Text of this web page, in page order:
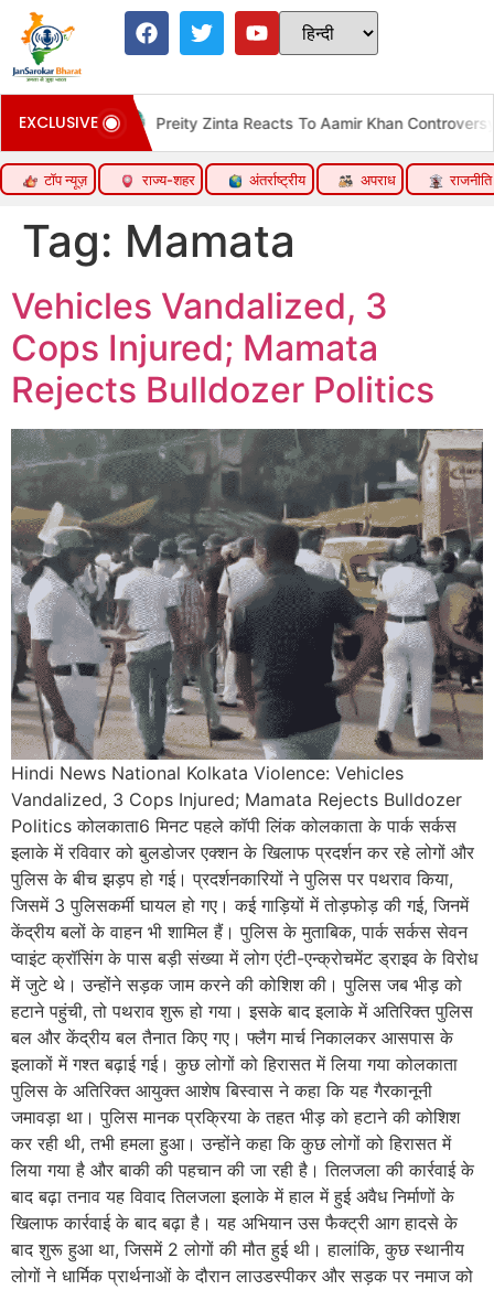
EXCLUSIVE
Reacts To Aamir Khan Controversy अगस्त के पहले-
टॉप न्यूज़ राज्य-शहर अंतर्राष्ट्रीय अपराध राजनीति
Tag: Mamata
Vehicles Vandalized, 3
Cops Injured; Mamata
Rejects Bulldozer Politics
Hindi News National Kolkata Violence: Vehicles
Vandalized, 3 Cops Injured; Mamata Rejects Bulldozer
Politics कोलकाता6 मिनट पहले कॉपी लिंक कोलकाता के पार्क सर्कस
इलाके में रविवार को बुलडोजर एक्शन के खिलाफ प्रदर्शन कर रहे लोगों और
पुलिस के बीच झड़प हो गई। प्रदर्शनकारियों ने पुलिस पर पथराव किया,
जिसमें 3 पुलिसकर्मी घायल हो गए। कई गाड़ियों में तोड़फोड़ की गई, जिनमें
केंद्रीय बलों के वाहन भी शामिल हैं। पुलिस के मुताबिक, पार्क सर्कस सेवन
प्वाइंट क्रॉसिंग के पास बड़ी संख्या में लोग एंटी-एन्क्रोचमेंट ड्राइव के विरोध
में जुटे थे। उन्होंने सड़क जाम करने की कोशिश की। पुलिस जब भीड़ को
हटाने पहुंची, तो पथराव शुरू हो गया। इसके बाद इलाके में अतिरिक्त पुलिस
बल और केंद्रीय बल तैनात किए गए। फ्लैग मार्च निकालकर आसपास के
इलाकों में गश्त बढ़ाई गई। कुछ लोगों को हिरासत में लिया गया कोलकाता
पुलिस के अतिरिक्त आयुक्त आशेष बिस्वास ने कहा कि यह गैरकानूनी
जमावड़ा था। पुलिस मानक प्रक्रिया के तहत भीड़ को हटाने की कोशिश
कर रही थी, तभी हमला हुआ। उन्होंने कहा कि कुछ लोगों को हिरासत में
लिया गया है और बाकी की पहचान की जा रही है। तिलजला की कार्रवाई के
बाद बढ़ा तनाव यह विवाद तिलजला इलाके में हाल में हुई अवैध निर्माणों के
खिलाफ कार्रवाई के बाद बढ़ा है। यह अभियान उस फैक्ट्री आग हादसे के
बाद शुरू हुआ था, जिसमें 2 लोगों की मौत हुई थी। हालांकि, कुछ स्थानीय
लोगों ने धार्मिक प्रार्थनाओं के दौरान लाउडस्पीकर और सड़क पर नमाज को